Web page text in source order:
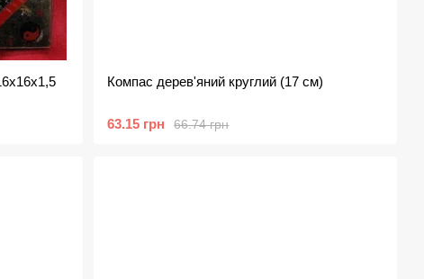
Компас дерев'яний круглий (17 см)
66.74 грн
63.15 грн